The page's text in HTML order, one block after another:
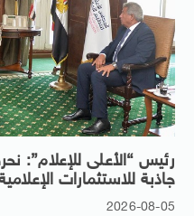
رئيس “الأعلى للإعلام”:
جاذبة للاستثمارات
2026-08-05